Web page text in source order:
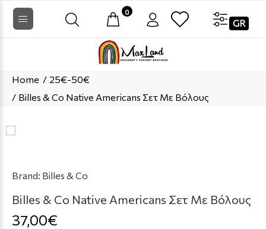
0
GR
Home
25€-50€
Billes & Co Native Americans Σετ Με Βόλους
Brand: Billes & Co
Billes & Co Native Americans Σετ Με Βόλους
37,00€